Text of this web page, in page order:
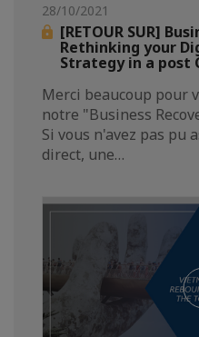
28/10/2021
[RETOUR SUR]
Rethinking your
Strategy in a post
Merci beaucoup pour
notre "Business
Si vous n'avez pas pu
direct, une…